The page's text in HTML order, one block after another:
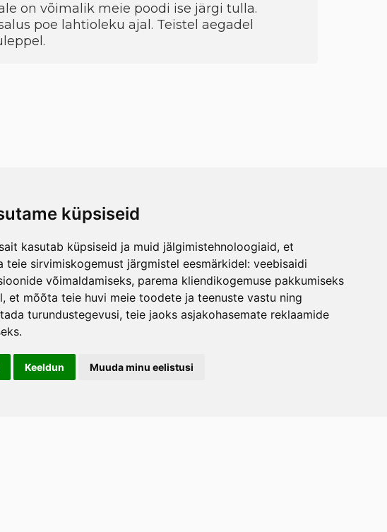
küpsiseid
kasutab küpsiseid ja muid jälgimistehnoloogiaid, et
teie sirvimiskogemust järgmistel eesmärkidel: veebisaidi
võimaldamiseks, parema kliendikogemuse pakkumiseks
, et mõõta teie huvi meie toodete ja teenuste vastu ning
turundustegevusi, teie jaoks asjakohasemate reklaamide
.
Keeldun Muuda minu eelistusi
on võimalik meie poodi ise järgi tulla.
poe lahtioleku ajal. Teistel aegadel